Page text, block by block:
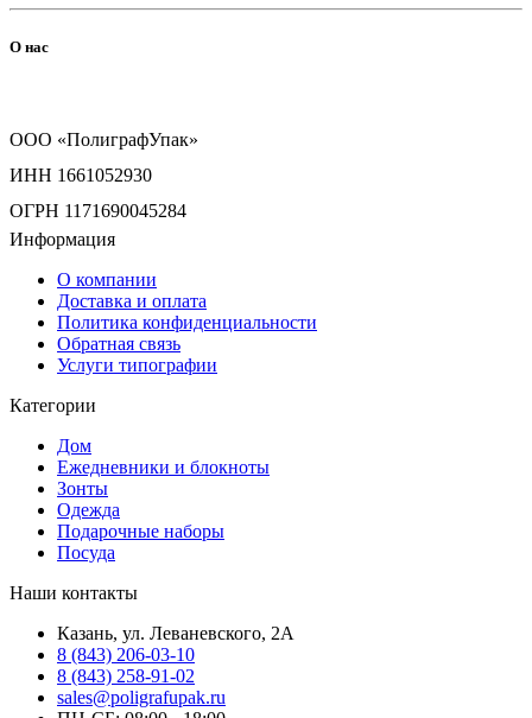
О нас
ООО «ПолиграфУпак»
ИНН 1661052930
ОГРН 1171690045284
Информация
О компании
Доставка и оплата
Политика конфиденциальности
Обратная связь
Услуги типографии
Категории
Дом
Ежедневники и блокноты
Зонты
Одежда
Подарочные наборы
Посуда
Наши контакты
Казань, ул. Леваневского, 2А
8 (843) 206-03-10
8 (843) 258-91-02
sales@poligrafupak.ru